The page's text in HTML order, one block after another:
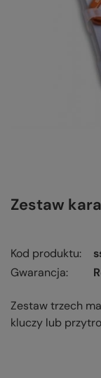
KUP-
Zestaw
Kod produktu
Gwarancja
Zestaw trzech
kluczy lub